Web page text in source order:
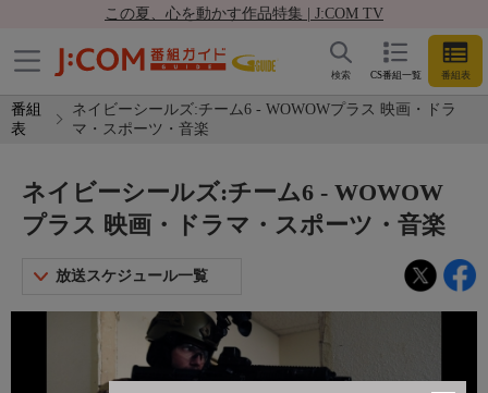
この夏、心を動かす作品特集 | J:COM TV
CS番組一覧 番組表
検索
番組
表
ネイビーシールズ:チーム6 - WOWOWプラス 映画・ドラ
マ・スポーツ・音楽
ネイビーシールズ:チーム6 - WOWOW
プラス 映画・ドラマ・スポーツ・音楽
放送スケジュール一覧